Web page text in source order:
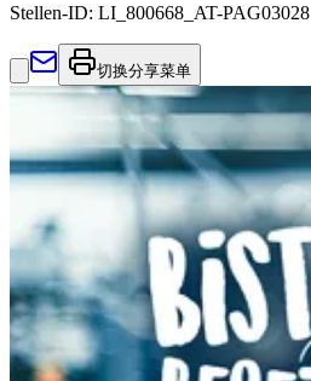
Stellen-ID: LI_800668_AT-PAG03028
切换分享菜单